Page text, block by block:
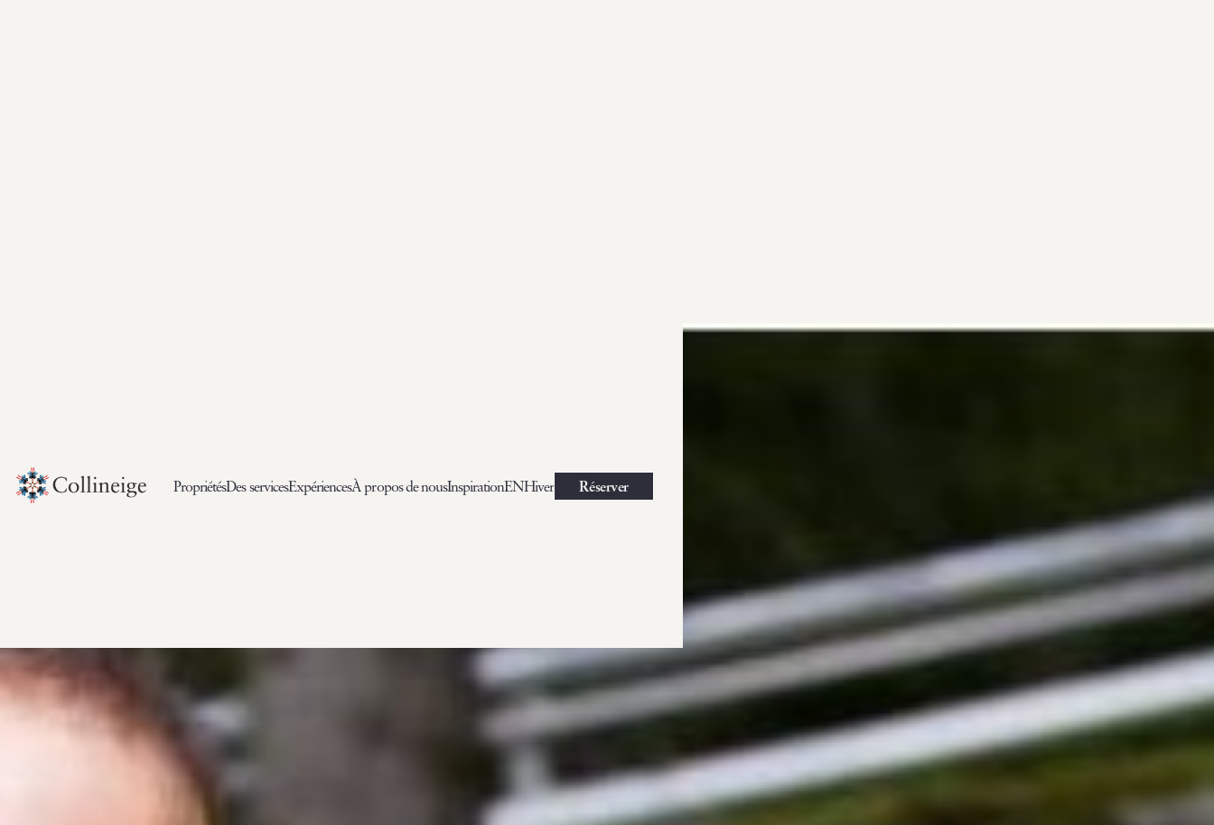
PropriétésDes servicesExpériencesÀ propos de nousInspirationENHiver Réserver